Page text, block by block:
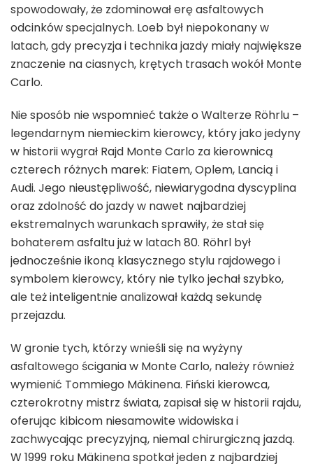
spowodowały, że zdominował erę asfaltowych
odcinków specjalnych. Loeb był niepokonany w
latach, gdy precyzja i technika jazdy miały największe
znaczenie na ciasnych, krętych trasach wokół Monte
Carlo.
Nie sposób nie wspomnieć także o Walterze Röhrlu –
legendarnym niemieckim kierowcy, który jako jedyny
w historii wygrał Rajd Monte Carlo za kierownicą
czterech różnych marek: Fiatem, Oplem, Lancią i
Audi. Jego nieustępliwość, niewiarygodna dyscyplina
oraz zdolność do jazdy w nawet najbardziej
ekstremalnych warunkach sprawiły, że stał się
bohaterem asfaltu już w latach 80. Röhrl był
jednocześnie ikoną klasycznego stylu rajdowego i
symbolem kierowcy, który nie tylko jechał szybko,
ale też inteligentnie analizował każdą sekundę
przejazdu.
W gronie tych, którzy wnieśli się na wyżyny
asfaltowego ścigania w Monte Carlo, należy również
wymienić Tommiego Mäkinena. Fiński kierowca,
czterokrotny mistrz świata, zapisał się w historii rajdu,
oferując kibicom niesamowite widowiska i
zachwycając precyzyjną, niemal chirurgiczną jazdą.
W 1999 roku Mäkinena spotkał jeden z najbardziej